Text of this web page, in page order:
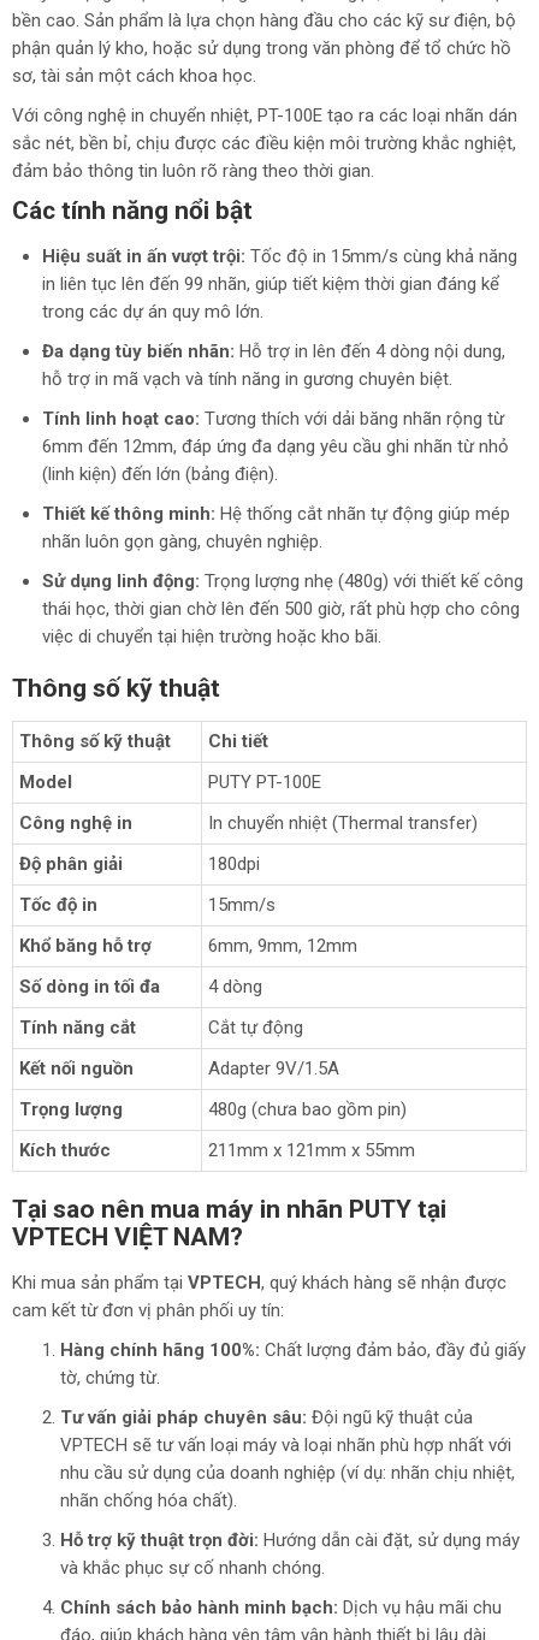
bền cao. Sản phẩm là lựa chọn hàng đầu cho các kỹ sư điện, bộ
phận quản lý kho, hoặc sử dụng trong văn phòng để tổ chức hồ
sơ, tài sản một cách khoa học.
Với công nghệ in chuyển nhiệt, PT-100E tạo ra các loại nhãn dán
sắc nét, bền bỉ, chịu được các điều kiện môi trường khắc nghiệt,
đảm bảo thông tin luôn rõ ràng theo thời gian.
Các tính năng nổi bật
Hiệu suất in ấn vượt trội: Tốc độ in 15mm/s cùng khả năng
in liên tục lên đến 99 nhãn, giúp tiết kiệm thời gian đáng kể
trong các dự án quy mô lớn.
Đa dạng tùy biến nhãn: Hỗ trợ in lên đến 4 dòng nội dung,
hỗ trợ in mã vạch và tính năng in gương chuyên biệt.
Tính linh hoạt cao: Tương thích với dải băng nhãn rộng từ
6mm đến 12mm, đáp ứng đa dạng yêu cầu ghi nhãn từ nhỏ
(linh kiện) đến lớn (bảng điện).
Thiết kế thông minh: Hệ thống cắt nhãn tự động giúp mép
nhãn luôn gọn gàng, chuyên nghiệp.
Sử dụng linh động: Trọng lượng nhẹ (480g) với thiết kế công
thái học, thời gian chờ lên đến 500 giờ, rất phù hợp cho công
việc di chuyển tại hiện trường hoặc kho bãi.
Thông số kỹ thuật
Thông số kỹ thuật
Chi tiết
Model
PUTY PT-100E
Công nghệ in
In chuyển nhiệt (Thermal transfer)
Độ phân giải
180dpi
Tốc độ in
15mm/s
Khổ băng hỗ trợ
6mm, 9mm, 12mm
Số dòng in tối đa
4 dòng
Tính năng cắt
Cắt tự động
Kết nối nguồn
Adapter 9V/1.5A
Trọng lượng
480g (chưa bao gồm pin)
Kích thước
211mm x 121mm x 55mm
Tại sao nên mua máy in nhãn PUTY tại
VPTECH VIỆT NAM?
Khi mua sản phẩm tại VPTECH, quý khách hàng sẽ nhận được
cam kết từ đơn vị phân phối uy tín:
Hàng chính hãng 100%: Chất lượng đảm bảo, đầy đủ giấy
tờ, chứng từ.
Tư vấn giải pháp chuyên sâu: Đội ngũ kỹ thuật của
VPTECH sẽ tư vấn loại máy và loại nhãn phù hợp nhất với
nhu cầu sử dụng của doanh nghiệp (ví dụ: nhãn chịu nhiệt,
nhãn chống hóa chất).
Hỗ trợ kỹ thuật trọn đời: Hướng dẫn cài đặt, sử dụng máy
và khắc phục sự cố nhanh chóng.
Chính sách bảo hành minh bạch: Dịch vụ hậu mãi chu
đáo, giúp khách hàng yên tâm vận hành thiết bị lâu dài.